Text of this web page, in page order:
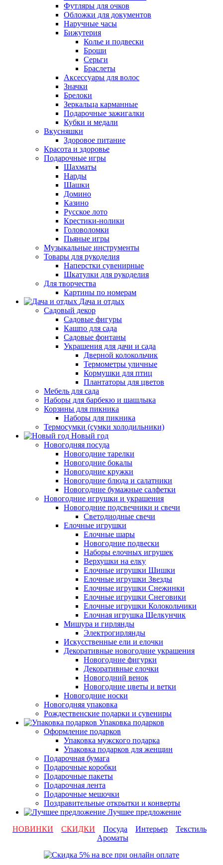
Футляры для очков
Обложки для документов
Наручные часы
Бижутерия
Колье и подвески
Броши
Серьги
Браслеты
Аксессуары для волос
Значки
Брелоки
Зеркальца карманные
Подарочные зажигалки
Кубки и медали
Вкусняшки
Здоровое питание
Красота и здоровье
Подарочные игры
Шахматы
Нарды
Шашки
Домино
Казино
Русское лото
Крестики-нолики
Головоломки
Пьяные игры
Музыкальные инструменты
Товары для рукоделия
Наперстки сувенирные
Шкатулки для рукоделия
Для творчества
Картины по номерам
Дача и отдых
Садовый декор
Садовые фигуры
Кашпо для сада
Садовые фонтаны
Украшения для дачи и сада
Дверной колокольчик
Термометры уличные
Кормушки для птиц
Плантаторы для цветов
Мебель для сада
Наборы для барбекю и шашлыка
Корзины для пикника
Наборы для пикника
Термосумки (сумки холодильники)
Новый год
Новогодняя посуда
Новогодние тарелки
Новогодние бокалы
Новогодние кружки
Новогодние блюда и салатники
Новогодние бумажные салфетки
Новогодние игрушки и украшения
Новогодние подсвечники и свечи
Светодиодные свечи
Елочные игрушки
Елочные шары
Новогодние подвески
Наборы елочных игрушек
Верхушки на елку
Елочные игрушки Шишки
Елочные игрушки Звезды
Елочные игрушки Снежинки
Елочные игрушки Снеговики
Елочные игрушки Колокольчики
Елочная игрушка Щелкунчик
Мишура и гирлянды
Электрогирлянды
Искусственные ели и елочки
Декоративные новогодние украшения
Новогодние фигурки
Декоративные елочки
Новогодний венок
Новогодние цветы и ветки
Новогодние носки
Новогодняя упаковка
Рождественские подарки и сувениры
Упаковка подарков
Оформление подарков
Упаковка мужского подарка
Упаковка подарков для женщин
Подарочная бумага
Подарочные коробки
Подарочные пакеты
Подарочная лента
Подарочные мешочки
Поздравительные открытки и конверты
Лучшее предложение
НОВИНКИ
СКИДКИ Посуда Интерьер
Текстиль
Ароматы